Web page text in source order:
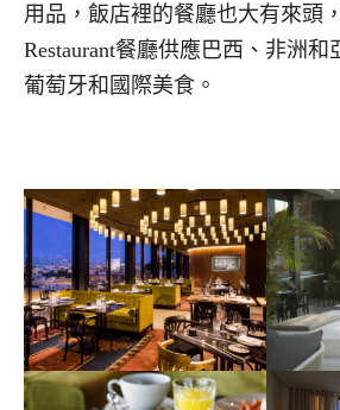
用品，飯店裡的餐廳也大有來頭
Restaurant餐廳供應巴西、非洲
葡萄牙和國際美食。